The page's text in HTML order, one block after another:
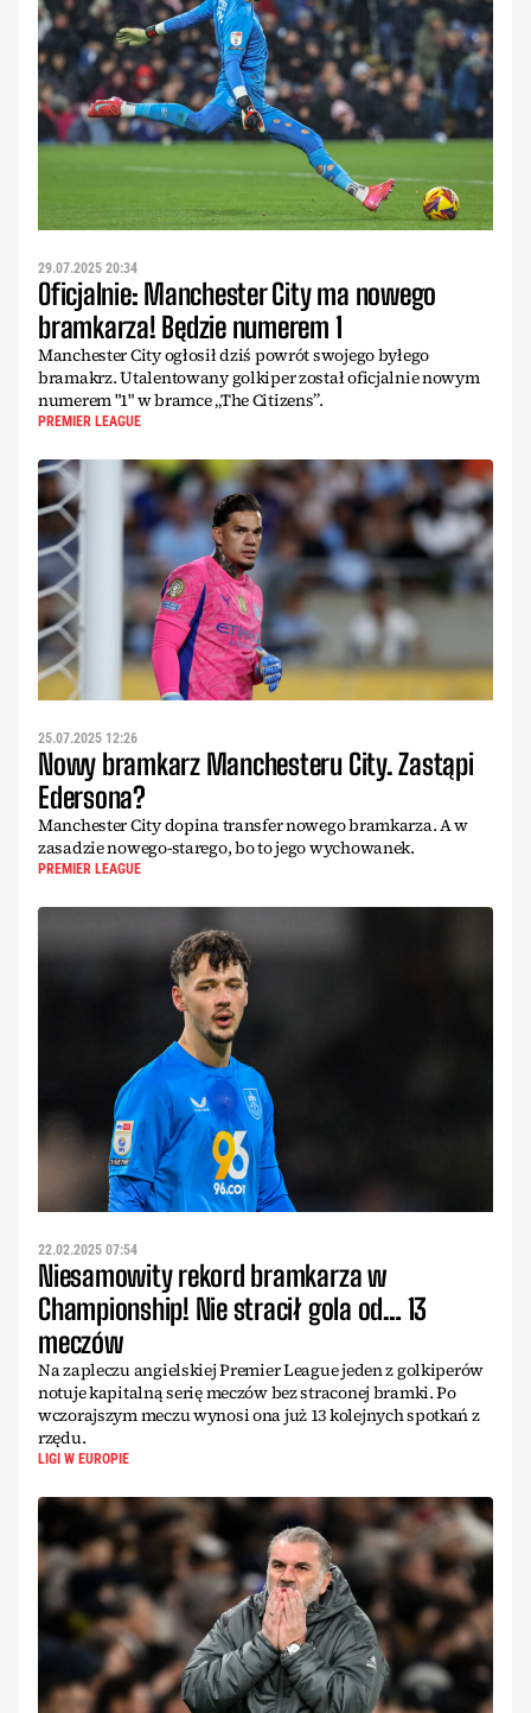
29.07.2025 20:34
Oficjalnie: Manchester City ma nowego
bramkarza! Będzie numerem 1
Manchester City ogłosił dziś powrót swojego byłego
bramakrz. Utalentowany golkiper został oficjalnie nowym
numerem "1" w bramce „The Citizens”.
PREMIER LEAGUE
25.07.2025 12:26
Nowy bramkarz Manchesteru City. Zastąpi
Edersona?
Manchester City dopina transfer nowego bramkarza. A w
zasadzie nowego-starego, bo to jego wychowanek.
PREMIER LEAGUE
22.02.2025 07:54
Niesamowity rekord bramkarza w
Championship! Nie stracił gola od… 13
meczów
Na zapleczu angielskiej Premier League jeden z golkiperów
notuje kapitalną serię meczów bez straconej bramki. Po
wczorajszym meczu wynosi ona już 13 kolejnych spotkań z
rzędu.
LIGI W EUROPIE